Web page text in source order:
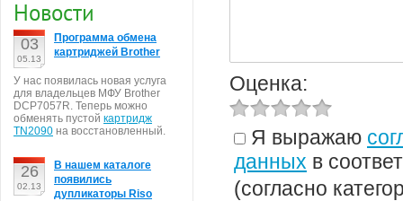
Оценка:
Я выражаю
данных в
(согласно
Новости
03
05.13
Программа обмена
картриджей Brother
У нас появилась новая услуга
для владельцев МФУ Brother
DCP7057R. Теперь можно
обменять пустой картридж
TN2090 на восстановленный.
26
02.13
В нашем каталоге
появились
дупликаторы Riso